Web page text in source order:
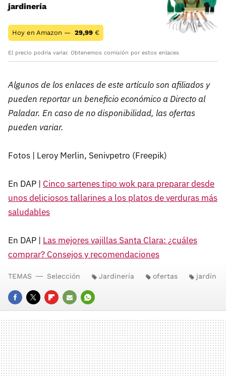
jardinería
Hoy en Amazon — 29,99 €
El precio podría variar. Obtenemos comisión por estos enlaces
Algunos de los enlaces de este artículo son afiliados y
pueden reportar un beneficio económico a Directo al
Paladar. En caso de no disponibilidad, las ofertas
pueden variar.
Fotos | Leroy Merlin, Senivpetro (Freepik)
En DAP | Cinco sartenes tipo wok para preparar desde
unos deliciosos tallarines a los platos de verduras más
saludables
En DAP | Las mejores vajillas Santa Clara: ¿cuáles
comprar? Consejos y recomendaciones
FACEBOOK
TWITTERFLIPBOARD
E-
MAIL
WHATSAPP
TEMAS Selección Jardinería ofertas jardín